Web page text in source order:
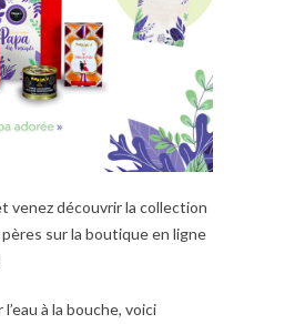
venez découvrir la collection
sur la boutique en ligne
à la bouche, voici